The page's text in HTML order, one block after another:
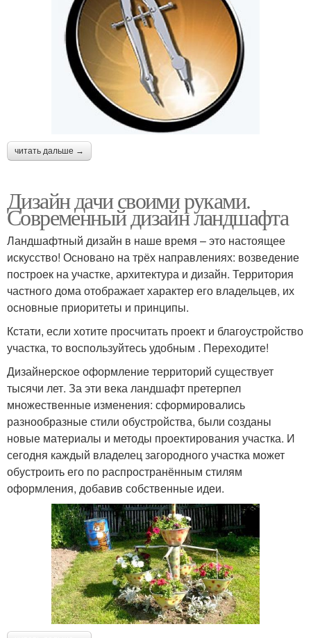
читать дальше →
Дизайн дачи своими руками.
Современный дизайн ландшафта
Ландшафтный дизайн в наше время – это настоящее
искусство! Основано на трёх направлениях: возведение
построек на участке, архитектура и дизайн. Территория
частного дома отображает характер его владельцев, их
основные приоритеты и принципы.
Кстати, если хотите просчитать проект и благоустройство
участка, то воспользуйтесь удобным . Переходите!
Дизайнерское оформление территорий существует
тысячи лет. За эти века ландшафт претерпел
множественные изменения: сформировались
разнообразные стили обустройства, были созданы
новые материалы и методы проектирования участка. И
сегодня каждый владелец загородного участка может
обустроить его по распространённым стилям
оформления, добавив собственные идеи.